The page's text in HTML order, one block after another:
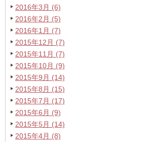
2016年3月 (6)
2016年2月 (5)
2016年1月 (7)
2015年12月 (7)
2015年11月 (7)
2015年10月 (9)
2015年9月 (14)
2015年8月 (15)
2015年7月 (17)
2015年6月 (9)
2015年5月 (14)
2015年4月 (8)